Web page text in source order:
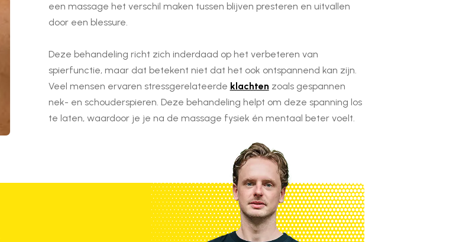
een massage het verschil maken tussen blijven presteren en uitvallen
door een blessure.
Deze behandeling richt zich inderdaad op het verbeteren van
spierfunctie, maar dat betekent niet dat het ook ontspannend kan zijn.
Veel mensen ervaren stressgerelateerde klachten zoals gespannen
nek- en schouderspieren. Deze behandeling helpt om deze spanning los
te laten, waardoor je je na de massage fysiek én mentaal beter voelt.